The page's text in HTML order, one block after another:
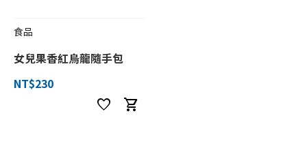
食品
女兒果香紅烏龍隨手包
NT$230
favorite shopping_cart